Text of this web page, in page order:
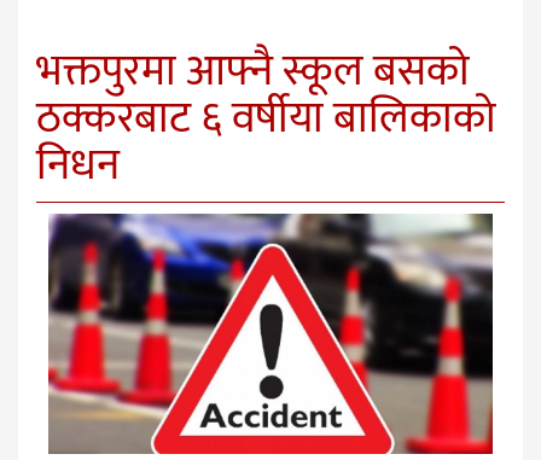
भक्तपुरमा आफ्नै स्कूल बसको
ठक्करबाट ६ वर्षीया बालिकाको
निधन